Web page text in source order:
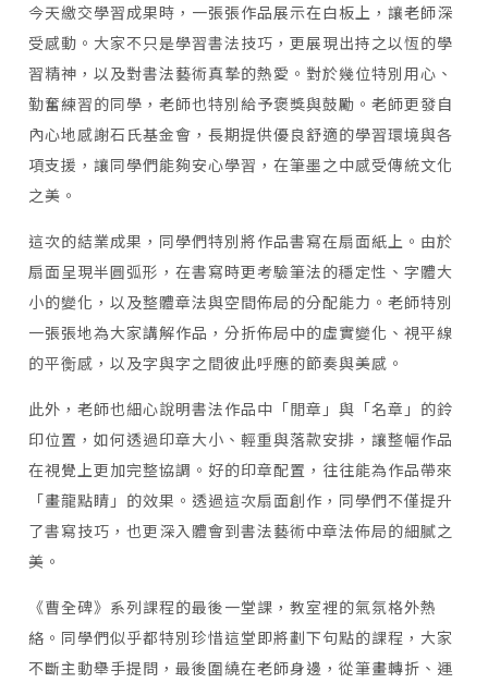
今天繳交學習成果時，一張張作品展示在白板上，讓老師深
受感動。大家不只是學習書法技巧，更展現出持之以恆的學
習精神，以及對書法藝術真摯的熱愛。對於幾位特別用心、
勤奮練習的同學，老師也特別給予褒獎與鼓勵。老師更發自
內心地感謝石氏基金會，長期提供優良舒適的學習環境與各
項支援，讓同學們能夠安心學習，在筆墨之中感受傳統文化
之美。
這次的結業成果，同學們特別將作品書寫在扇面紙上。由於
扇面呈現半圓弧形，在書寫時更考驗筆法的穩定性、字體大
小的變化，以及整體章法與空間佈局的分配能力。老師特別
一張張地為大家講解作品，分折佈局中的虛實變化、視平線
的平𧗾感，以及字與字之間彼此呼應的節奏與美感。
此外，老師也細心說明書法作品中「閒章」與「名章」的鈴
印位置，如何透過印章大小、輕重與落款安排，讓整幅作品
在視覺上更加完整協調。好的印章配置，往往能為作品帶來
「畫龍點睛」的效果。透過這次扇面創作，同學們不僅提升
了書寫技巧，也更深入體會到書法藝術中章法佈局的細膩之
美。
《曹全碑》系列課程的最後一堂課，教室裡的氣氛格外熱
絡。同學們似乎都特別珍惜這堂即將劃下句點的課程，大家
不斷主動舉手提問，最後圍繞在老師身邊，從筆畫轉折、運